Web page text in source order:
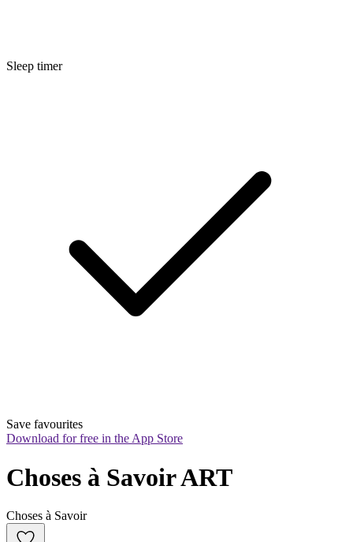
Sleep timer
Save favourites
Download for free in the App Store
Choses à Savoir ART
Choses à Savoir